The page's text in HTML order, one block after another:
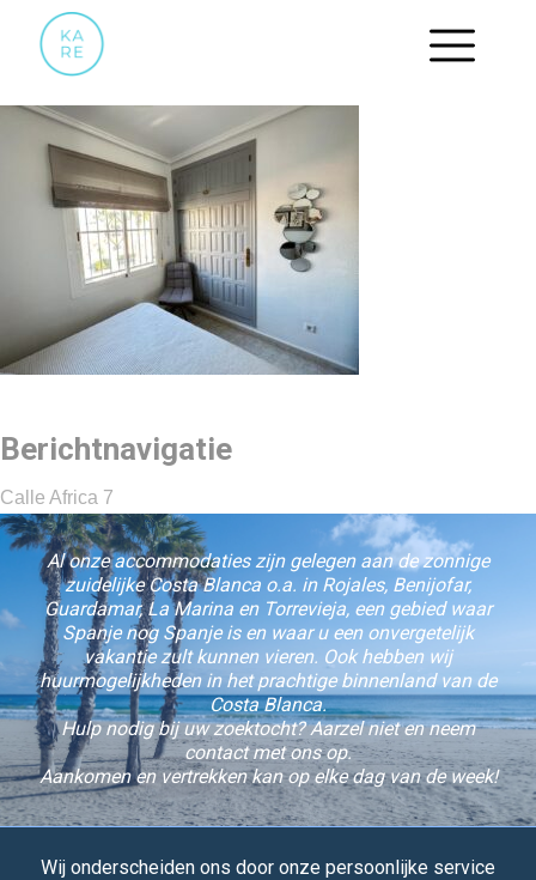
SLAAPKAMER6
Berichtnavigatie
Calle Africa 7
Al onze accommodaties zijn gelegen aan de zonnige
zuidelijke Costa Blanca o.a. in Rojales, Benijofar,
Guardamar, La Marina en Torrevieja, een gebied waar
Spanje nog Spanje is en waar u een onvergetelijk
vakantie zult kunnen vieren. Ook hebben wij
huurmogelijkheden in het prachtige binnenland van de
Costa Blanca.
Hulp nodig bij uw zoektocht? Aarzel niet en neem
contact met ons op.
Aankomen en vertrekken kan op elke dag van de week!
Wij onderscheiden ons door onze persoonlijke service